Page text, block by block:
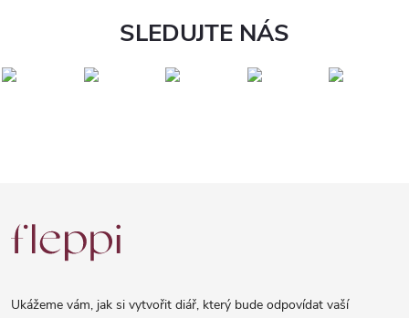
SLEDUJTE NÁS
á
Ukážeme vám, jak si vytvořit diář, který bude odpovídat vaší